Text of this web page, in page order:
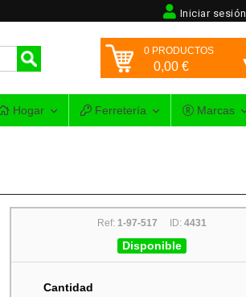
Iniciar sesión
0 PRODUCTOS
0,00 €
Hogar Ferretería Marcas
Ref: 1-97-517 ID: 4431
Disponible
Cantidad